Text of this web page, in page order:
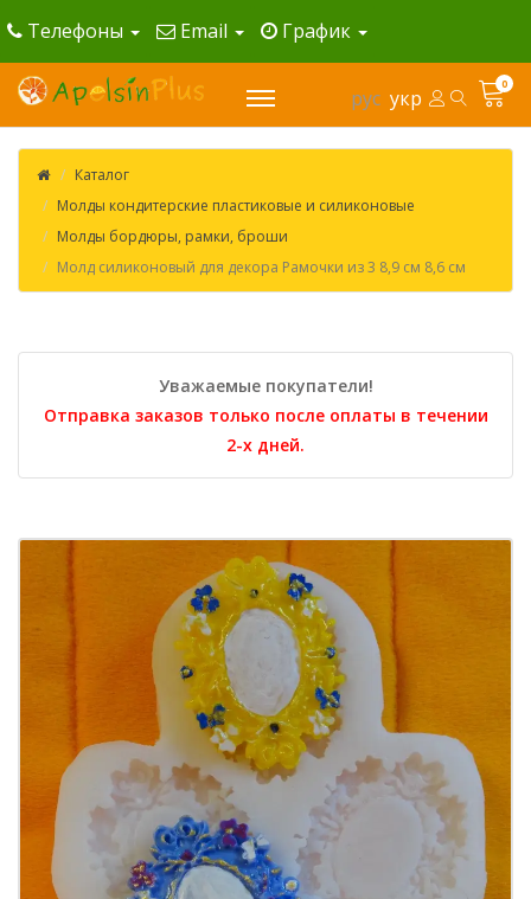
Телефоны Email График
рус укр
0
Каталог
Молды кондитерские пластиковые и силиконовые
Молды бордюры, рамки, броши
Молд силиконовый для декора Рамочки из 3 8,9 см 8,6 см
Уважаемые покупатели!
Отправка заказов только после оплаты в течении
2-х дней.